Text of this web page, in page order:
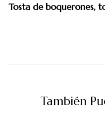
Tosta de boquerones,
También